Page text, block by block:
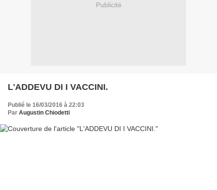
Publicité
L'ADDEVU DI I VACCINI.
Publié le 16/03/2016 à 22:03
Par Augustin Chiodetti